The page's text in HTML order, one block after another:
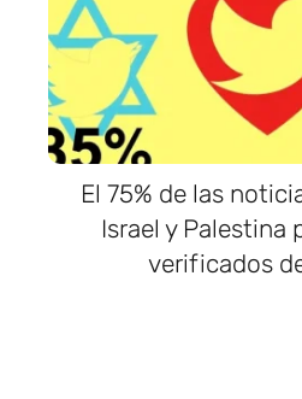
El 75% de las
Israel y Palestina
verificados